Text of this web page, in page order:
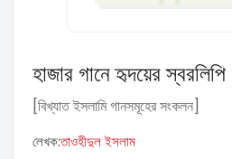
হাজার গানে হৃদয়ের স্বরলিপি
[বিখ্যাত ইসলামি গানসমূহের সংকলন]
লেখক:তাওহীদুল ইসলাম